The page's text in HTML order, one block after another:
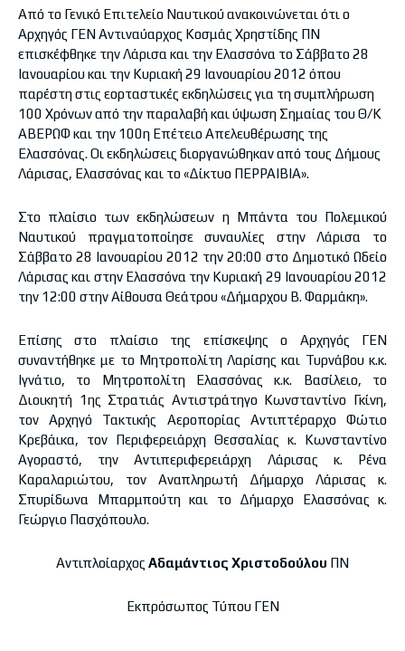
Από το Γενικό Επιτελείο Ναυτικού ανακοινώνεται ότι ο
Αρχηγός ΓΕΝ Αντιναύαρχος Κοσμάς Χρηστίδης ΠΝ
επισκέφθηκε την Λάρισα και την Ελασσόνα το Σάββατο 28
Ιανουαρίου και την Κυριακή 29 Ιανουαρίου 2012 όπου
παρέστη στις εορταστικές εκδηλώσεις για τη συμπλήρωση
100 Χρόνων από την παραλαβή και ύψωση Σημαίας του Θ/Κ
ΑΒΕΡΩΦ και την 100η Επέτειο Απελευθέρωσης της
Ελασσόνας. Οι εκδηλώσεις διοργανώθηκαν από τους Δήμους
Λάρισας, Ελασσόνας και το «Δίκτυο ΠΕΡΡΑΙΒΙΑ».
Στο πλαίσιο των εκδηλώσεων η Μπάντα του Πολεμικού
Ναυτικού πραγματοποίησε συναυλίες στην Λάρισα το
Σάββατο 28 Ιανουαρίου 2012 την 20:00 στο Δημοτικό Ωδείο
Λάρισας και στην Ελασσόνα την Κυριακή 29 Ιανουαρίου 2012
την 12:00 στην Αίθουσα Θεάτρου «Δήμαρχου B. Φαρμάκη».
Επίσης στο πλαίσιο της επίσκεψης ο Αρχηγός ΓΕΝ
συναντήθηκε με το Μητροπολίτη Λαρίσης και Τυρνάβου κ.κ.
Ιγνάτιο, το Μητροπολίτη Ελασσόνας κ.κ. Βασίλειο, το
Διοικητή 1ης Στρατιάς Αντιστράτηγο Κωνσταντίνο Γκίνη,
τον Αρχηγό Τακτικής Αεροπορίας Αντιπτέραρχο Φώτιο
Κρεβάικα, τον Περιφερειάρχη Θεσσαλίας κ. Κωνσταντίνο
Αγοραστό, την Αντιπεριφερειάρχη Λάρισας κ. Ρένα
Καραλαριώτου, τον Αναπληρωτή Δήμαρχο Λάρισας κ.
Σπυρίδωνα Μπαρμπούτη και το Δήμαρχο Ελασσόνας κ.
Γεώργιο Πασχόπουλο.
Αντιπλοίαρχος Αδαμάντιος Χριστοδούλου ΠΝ
Εκπρόσωπος Τύπου ΓΕΝ